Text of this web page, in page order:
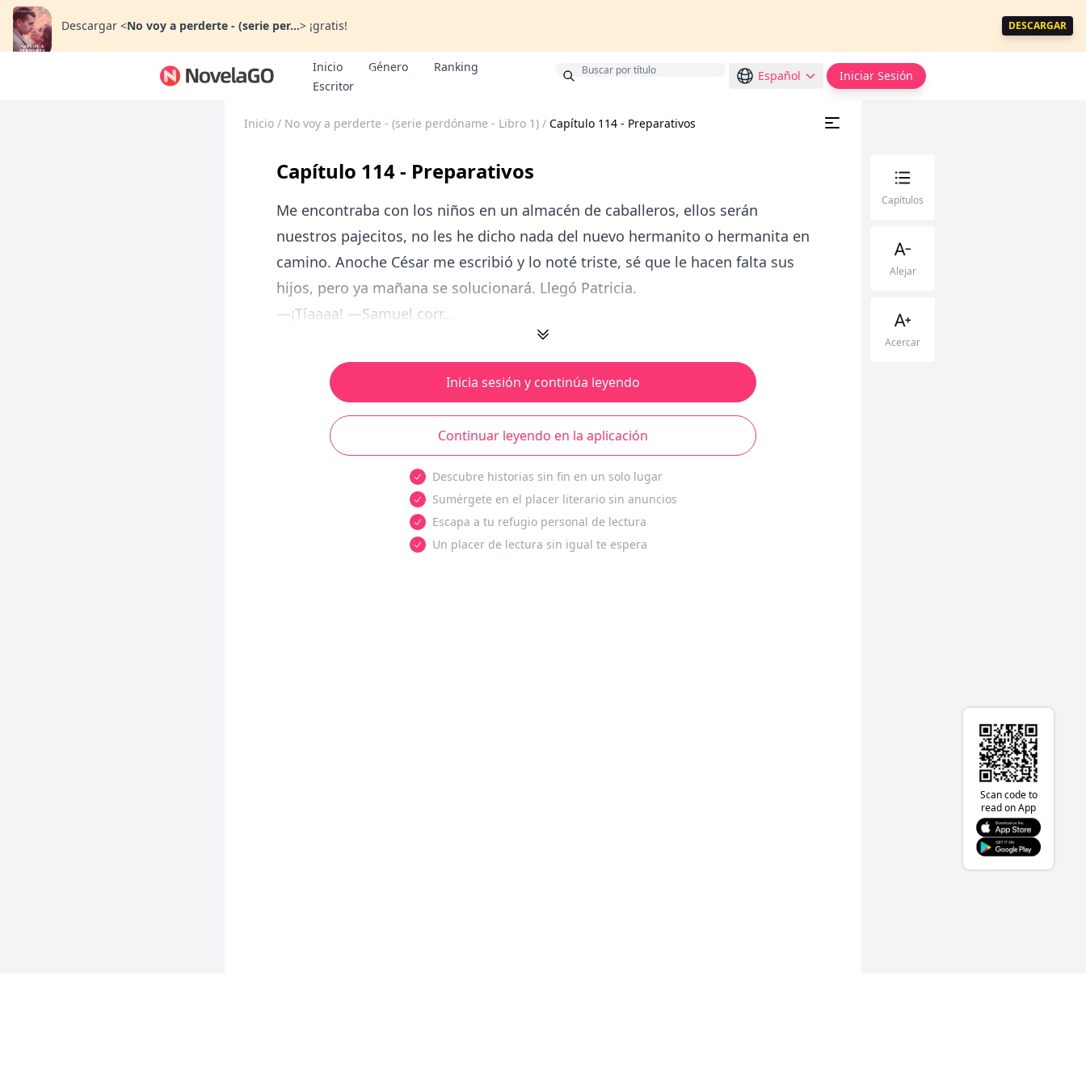
Descargar <No voy a perderte - (serie per...> ¡gratis! DESCARGAR
Inicio Género
Ranking
Escritor
Bonus Español Iniciar Sesión
Inicio / No voy a perderte - (serie perdóname - Libro 1) / Capítulo 114 - Preparativos
Capítulo 114 - Preparativos
Me encontraba con los niños en un almacén de caballeros, ellos serán
nuestros pajecitos, no les he dicho nada del nuevo hermanito o hermanita en
camino. Anoche César me escribió y lo noté triste, sé que le hacen falta sus
hijos, pero ya mañana se solucionará. Llegó Patricia.
—¡Tíaaaa! —Samuel corr...
Inicia sesión y continúa leyendo
Continuar leyendo en la aplicación
Descubre historias sin fin en un solo lugar
Sumérgete en el placer literario sin anuncios
Escapa a tu refugio personal de lectura
Un placer de lectura sin igual te espera
Capítulos
Alejar
Acercar
Scan code to
read on App